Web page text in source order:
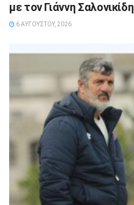
με τον Γιάννη Σαλονικίδη
6 ΑΥΓΟΎΣΤΟΥ, 2026